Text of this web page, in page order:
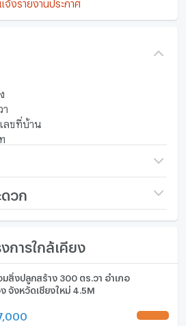
แจ้งรายงานประกาศ
า
ลขที่บ้าน
3,286,000
(12,170 บาท/ตร.วา)
ดวก
อุ่น
การใกล้เคียง
สิ่งปลูกสร้าง 300 ตร.วา อำเภอ
จังหวัดเชียงใหม่ 4.5M